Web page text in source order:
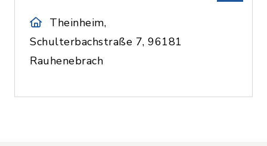
Theinheim,
Schulterbachstraße 7, 96181
Rauhenebrach